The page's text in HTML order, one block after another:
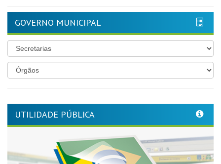
GOVERNO MUNICIPAL
UTILIDADE PÚBLICA